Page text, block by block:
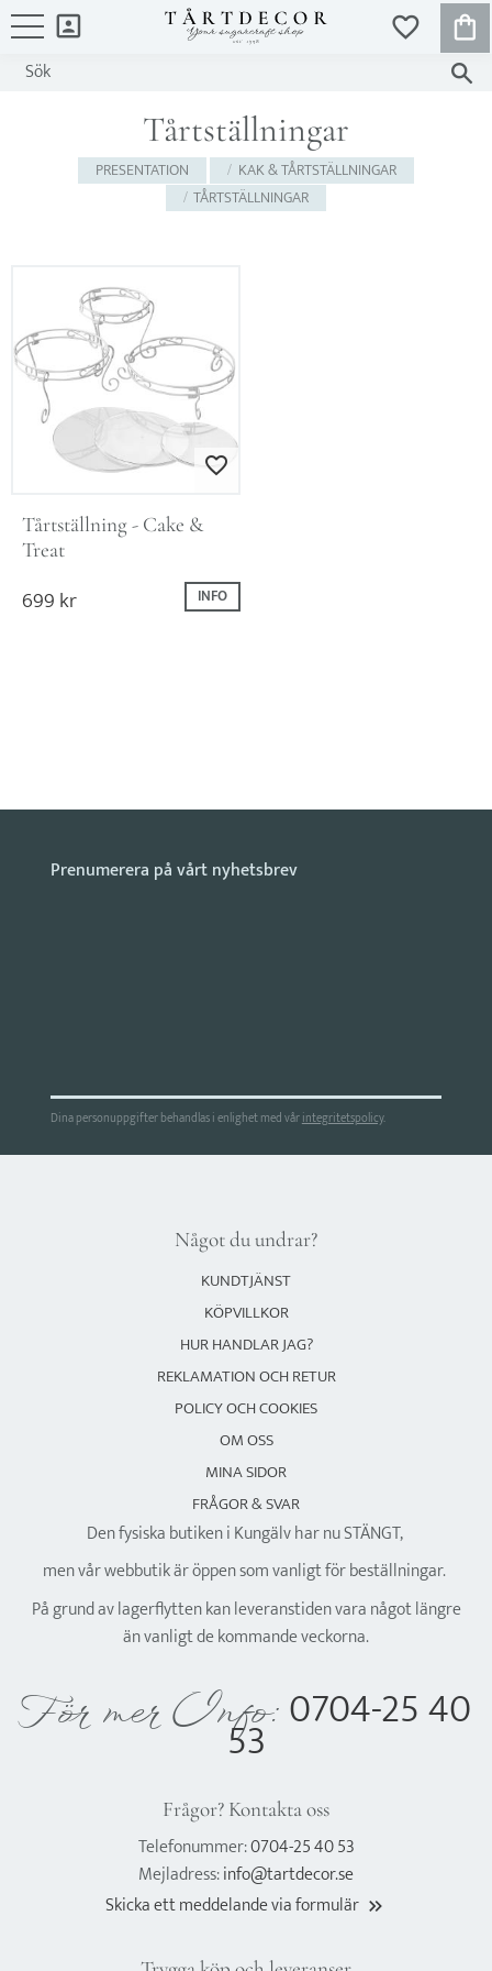
FAVORITER
Tårtställningar
PRESENTATION
KAK & TÅRTSTÄLLNINGAR
TÅRTSTÄLLNINGAR
Lägg till i favoriter
Tårtställning - Cake &
Treat
699kr INFO
Dina personuppgifter behandlas i enlighet med vårintegritetspolicy.
Något du undrar?
KUNDTJÄNST
KÖPVILLKOR
HUR HANDLAR JAG?
REKLAMATION OCH RETUR
POLICY OCH COOKIES
OM OSS
MINA SIDOR
FRÅGOR & SVAR
Den fysiska butiken i Kungälv har nu STÄNGT,
men vår webbutik är öppen som vanligt för beställningar.
På grund av lagerflytten kan leveranstiden vara något längre
än vanligt de kommande veckorna.
För mer Info: 0704-25 40
53
Frågor? Kontakta oss
Telefonummer:0704-25 40 53
Mejladress:info@tartdecor.se
Skicka ett meddelande via formulär keyboard_double_arrow_right